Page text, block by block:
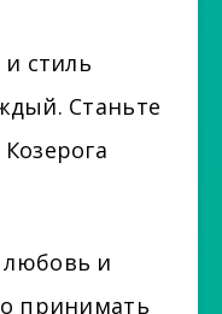
стиль
Станьте
и
принимать